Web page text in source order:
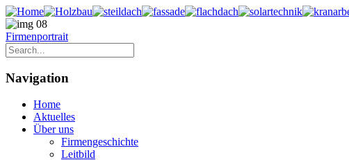
Firmenportrait
Navigation
Home
Aktuelles
Über uns
Firmengeschichte
Leitbild